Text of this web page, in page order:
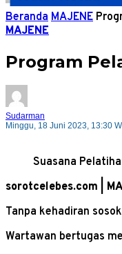
Beranda MAJENE
MAJENE
Program
Sudarman
Minggu, 18 Juni 2023, 13:30
Suasana
sorotcelebes.com |
Tanpa kehadiran
Wartawan bertugas